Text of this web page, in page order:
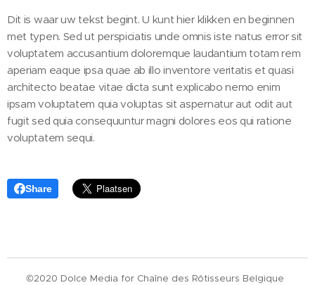
Dit is waar uw tekst begint. U kunt hier klikken en beginnen
met typen. Sed ut perspiciatis unde omnis iste natus error sit
voluptatem accusantium doloremque laudantium totam rem
aperiam eaque ipsa quae ab illo inventore veritatis et quasi
architecto beatae vitae dicta sunt explicabo nemo enim
ipsam voluptatem quia voluptas sit aspernatur aut odit aut
fugit sed quia consequuntur magni dolores eos qui ratione
voluptatem sequi.
Share
©2020 Dolce Media for Chaîne des Rôtisseurs Belgique